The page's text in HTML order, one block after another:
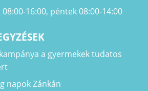
16:00, péntek 08:00-14:00
a gyermekek tudatos
napok Zánkán